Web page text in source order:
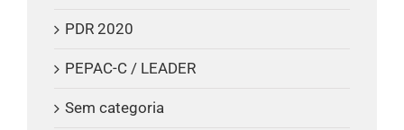
PDR 2020
PEPAC-C / LEADER
Sem categoria